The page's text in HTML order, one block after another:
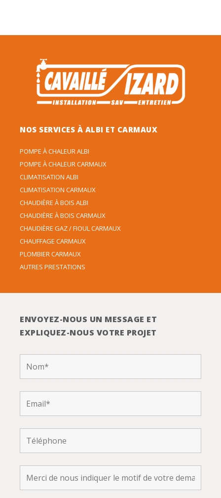
NOS SERVICES À ALBI ET CARMAUX
POMPE À CHALEUR ALBI
POMPE À CHALEUR CARMAUX
CLIMATISATION ALBI
CLIMATISATION CARMAUX
CHAUDIÈRE À BOIS ALBI
CHAUDIÈRE À BOIS CARMAUX
CHAUDIÈRE GAZ / FIOUL CARMAUX
CHAUFFAGE CARMAUX
PLOMBIER CARMAUX
AUTRES PRESTATIONS
ENVOYEZ-NOUS UN MESSAGE ET
EXPLIQUEZ-NOUS VOTRE PROJET